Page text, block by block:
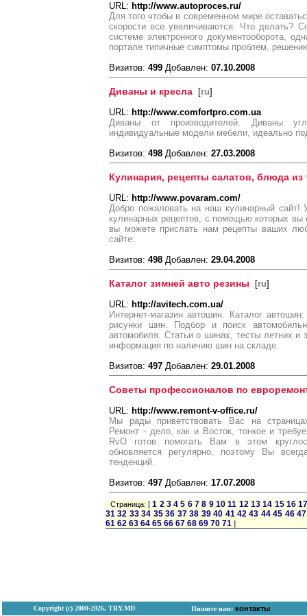
URL: http://www.autoproces.ru/
Для того чтобы в современном мире
скорости все увеличиваются. Что делать?
системе электронного документооборота,
портале типичные симптомы проблем,
Визитов: 499 Добавлен: 07.10.2008
Диваны и кресла [ru]
URL: http://www.comfortpro.com.ua
Диваны от производителей. Диваны
индивидуальные модели мебели, идеально
Визитов: 498 Добавлен: 27.03.2008
Кулинария, рецепты салатов, блюда из
URL: http://www.povaram.com/
Добро пожаловать на наш кулинарный
кулинарных рецептов, с помощью которых вы
вы можете прислать нам рецепты ваших
сайте.
Визитов: 498 Добавлен: 29.04.2008
Каталог зимней авто резины [ru]
URL: http://avitech.com.ua/
Интернет-магазин автошин. Каталог
рисунки шин. Подбор и поиск
автомобиля. Статьи о шинах, тесты летних и
информация по наличию шин на складе.
Визитов: 497 Добавлен: 29.01.2008
Советы профессионалов по
URL: http://www.remont-v-office.ru/
Мы рады приветствовать Вас на
Ремонт - дело, как и Восток, тонкое и
RvO готов помогать Вам в этом
обновляется регулярно, поэтому Вы
тенденций.
Визитов: 497 Добавлен: 17.07.2008
Страница: [1 2 3 4 5 6 7 8 9 10 11 12 13 14 15 16
31 32 33 34 35 36 37 38 39 40 41 42 43 44 45 46 47
61 62 63 64 65 66 67 68 69 70 71 ]
Copyright (с) 2000-2026, TRY.MD Пишите нам: контакты